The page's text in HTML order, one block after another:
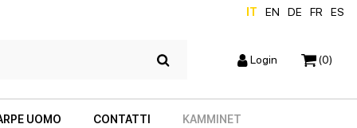
IT EN DE FR ES
Login (0)
UOMO CONTATTI KAMMINET